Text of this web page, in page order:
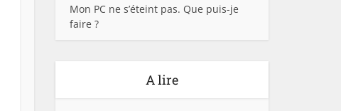
Mon PC ne s’éteint pas. Que puis-je
faire ?
A lire